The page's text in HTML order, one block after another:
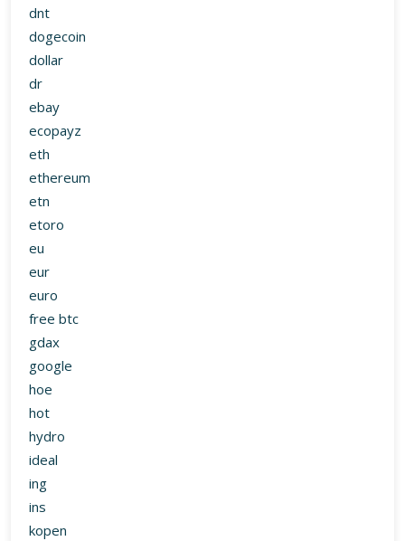
dnt
dogecoin
dollar
dr
ebay
ecopayz
eth
ethereum
etn
etoro
eu
eur
euro
free btc
gdax
google
hoe
hot
hydro
ideal
ing
ins
kopen